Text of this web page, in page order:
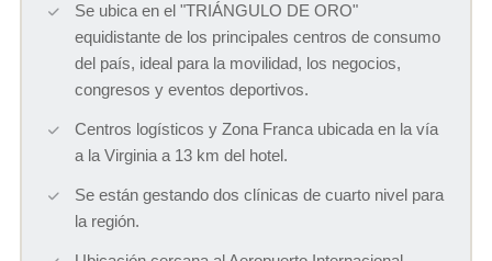
Se ubica en el "TRIÁNGULO DE ORO"
equidistante de los principales centros de consumo
del país, ideal para la movilidad, los negocios,
congresos y eventos deportivos.
Centros logísticos y Zona Franca ubicada en la vía
a la Virginia a 13 km del hotel.
Se están gestando dos clínicas de cuarto nivel para
la región.